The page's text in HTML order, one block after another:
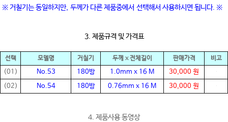
※ 거칠기는 동일하지만, 두께가 다른 제품중에서 선택해서 사용하시면 됩니다. ※
3. 제품규격 및 가격표
선택 모델명 거칠기 두께 x 전체길이 판매가격 비고
(01) No.53 180방 1.0mm x 16 M
30,000 원
(02)
No.54 180방 0.76mm x 16 M 30,000 원
4. 제품사용 동영상